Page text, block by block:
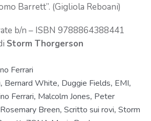
Barrett”. (Gigliola Reboani)
b/n – ISBN 9788864388441
Storm Thorgerson
Ferrari
, Bernard White, Duggie Fields, EMI,
Ferrari, Malcolm Jones, Peter
Rosemary Breen, Scritto sui rovi, Storm